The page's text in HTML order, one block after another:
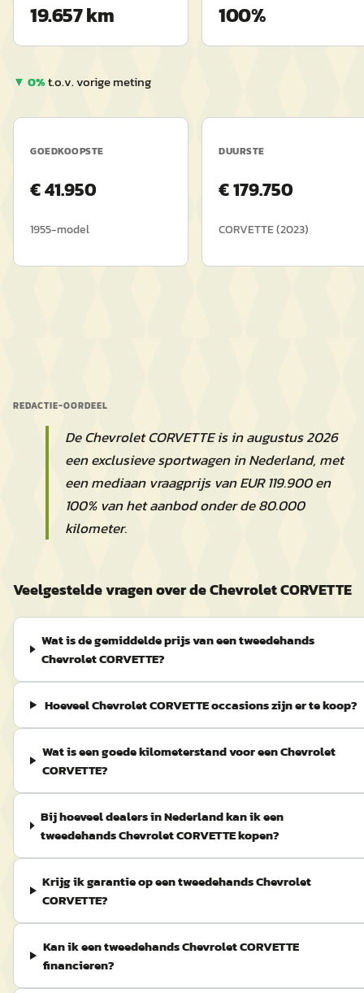
19.657 km 100%
▼ 0%t.o.v. vorige meting
GOEDKOOPSTE
€41.950
1955-model
DUURSTE
€179.750
CORVETTE(2023)
REDACTIE-OORDEEL
De Chevrolet CORVETTE is in augustus 2026
een exclusieve sportwagen in Nederland, met
een mediaan vraagprijs van EUR 119.900 en
100% van het aanbod onder de 80.000
kilometer.
Veelgestelde vragen over de Chevrolet CORVETTE
Wat is de gemiddelde prijs van een tweedehands
Chevrolet CORVETTE?
Hoeveel Chevrolet CORVETTE occasions zijn er te koop?
Wat is een goede kilometerstand voor een Chevrolet
CORVETTE?
Bij hoeveel dealers in Nederland kan ik een
tweedehands Chevrolet CORVETTE kopen?
Krijg ik garantie op een tweedehands Chevrolet
CORVETTE?
Kan ik een tweedehands Chevrolet CORVETTE
financieren?